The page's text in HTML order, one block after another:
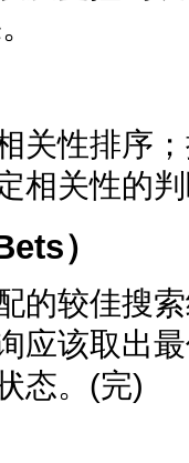
关性排序
相关性的
）
的较佳搜
应该取出
态。(完)